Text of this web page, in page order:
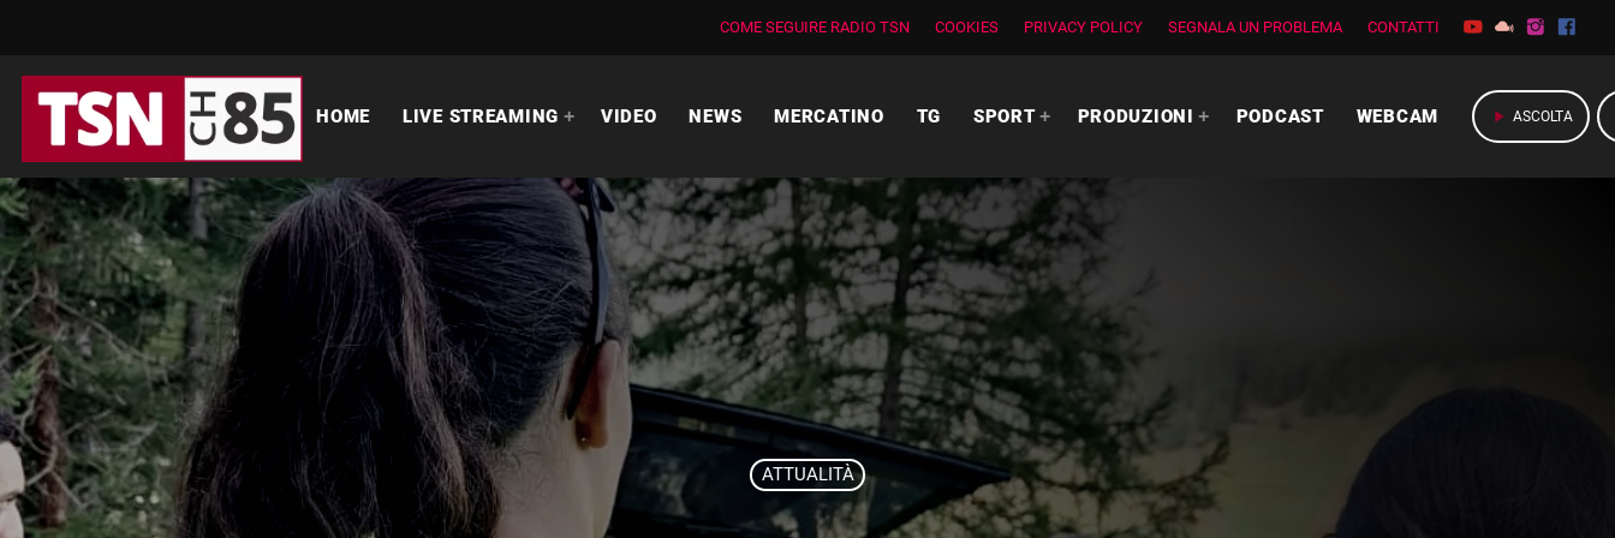
COME SEGUIRE RADIO TSN COOKIES PRIVACY POLICY SEGNALA UN PROBLEMA CONTATTI
HOME LIVE STREAMING VIDEO NEWS MERCATINO TG SPORT PRODUZIONI PODCAST WEBCAM play_arrow ASCOLTA
ATTUALITÀ